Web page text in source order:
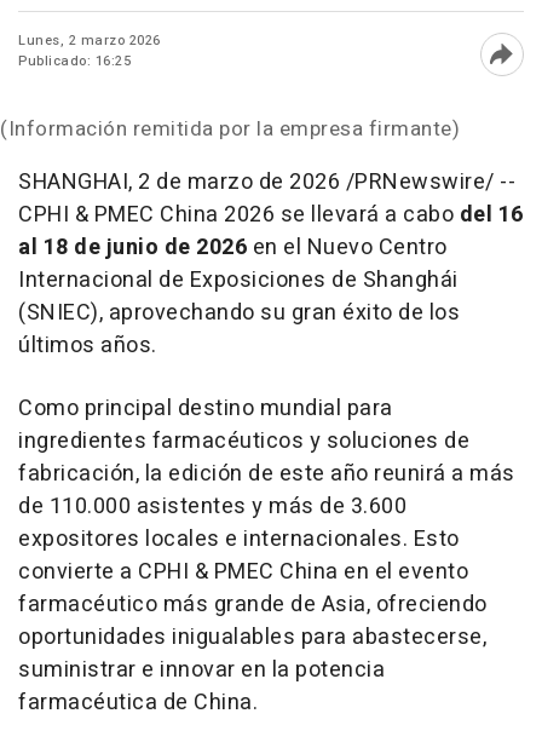
Lunes, 2 marzo 2026
Publicado: 16:25
(Información remitida por la empresa firmante)
SHANGHAI, 2 de marzo de 2026 /PRNewswire/ --
CPHI & PMEC China 2026 se llevará a cabo del 16
al 18 de junio de 2026 en el Nuevo Centro
Internacional de Exposiciones de Shanghái
(SNIEC), aprovechando su gran éxito de los
últimos años.
Como principal destino mundial para
ingredientes farmacéuticos y soluciones de
fabricación, la edición de este año reunirá a más
de 110.000 asistentes y más de 3.600
expositores locales e internacionales. Esto
convierte a CPHI & PMEC China en el evento
farmacéutico más grande de Asia, ofreciendo
oportunidades inigualables para abastecerse,
suministrar e innovar en la potencia
farmacéutica de China.